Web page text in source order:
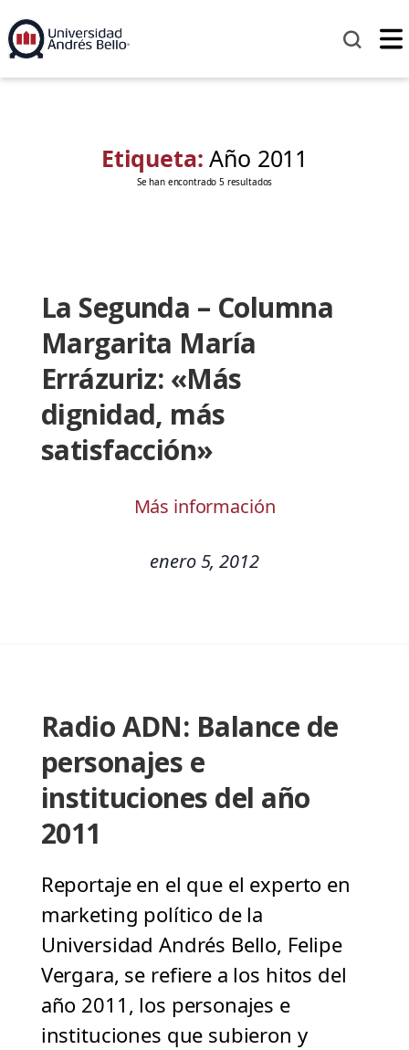
Etiqueta:Año 2011
Se han encontrado 5 resultados
La Segunda – Columna
Margarita María
Errázuriz: «Más
dignidad, más
satisfacción»
Más información
enero 5, 2012
Radio ADN: Balance de
personajes e
instituciones del año
2011
Reportaje en el que el experto en
marketing político de la
Universidad Andrés Bello, Felipe
Vergara, se refiere a los hitos del
año 2011, los personajes e
instituciones que subieron y